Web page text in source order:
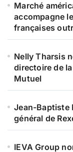
Marché
accompagne
françaises
Nelly Tharsis
directoire de
Mutuel
Jean-Baptiste
général de
IEVA Group